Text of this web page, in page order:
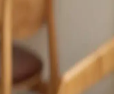
Makyaj Çantaları:
Birleşimi
makyaj çantaları, geniş iç
kullanım sağlar, estetik
Çantası Seçenekleri